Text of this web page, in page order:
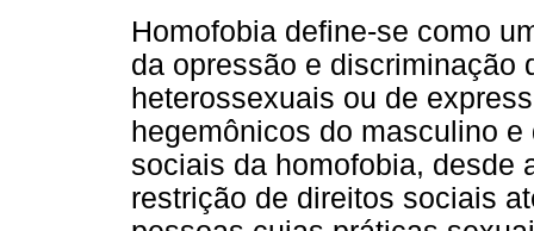
Homofobia define-se como
da opressão e discriminação
heterossexuais ou de
hegemônicos do masculino
sociais da homofobia, desde
restrição de direitos sociais